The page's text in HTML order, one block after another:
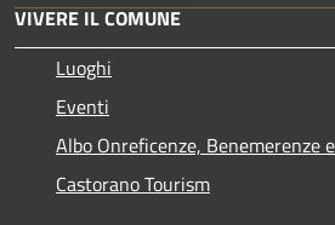
VIVERE IL COMUNE
Luoghi
Eventi
Albo Onreficenze, Benemerenze
Castorano Tourism